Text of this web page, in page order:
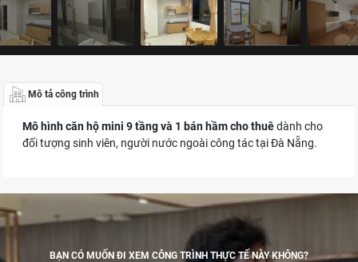
Mô tả công trình
Mô hình căn hộ mini 9 tầng và 1 bán hầm cho thuêdành cho
đối tượng sinh viên, người nước ngoài công tác tại Đà Nẵng.
BẠN CÓ MUỐN ĐI XEM CÔNG TRÌNH THỰC TẾ NÀY KHÔNG?
CHÍNH SÁCH BẢO MẬT
ĐIỀU KHOẢN SỬ DỤNG
QUY CHẾ HOẠT ĐỘNG